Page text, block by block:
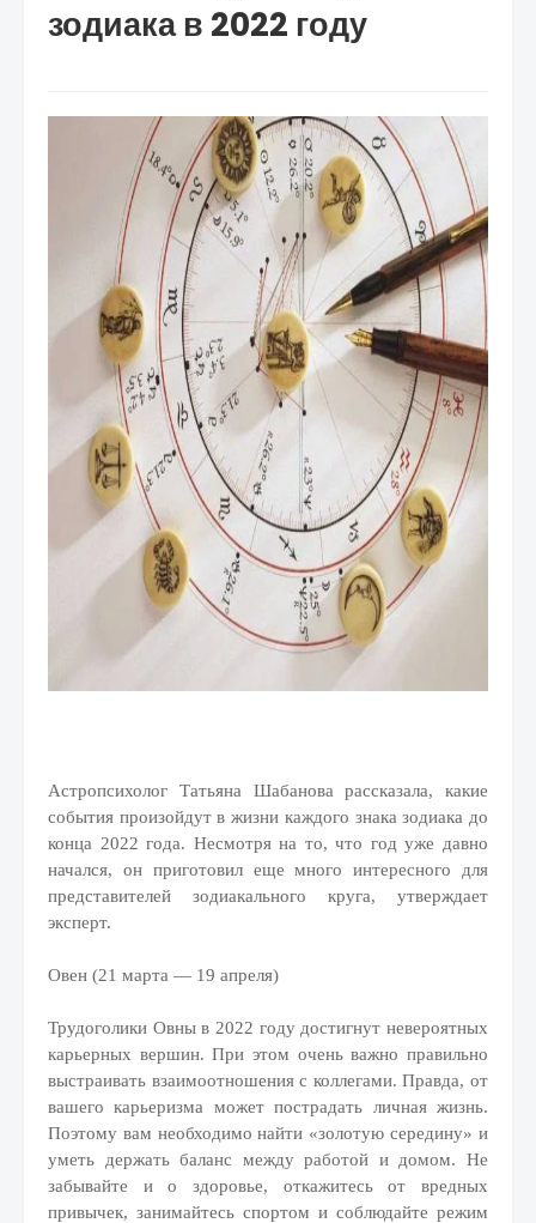
зодиака в 2022 году
Астропсихолог Татьяна Шабанова рассказала, какие
события произойдут в жизни каждого знака зодиака до
конца 2022 года. Несмотря на то, что год уже давно
начался, он приготовил еще много интересного для
представителей зодиакального круга, утверждает
эксперт.
Овен (21 марта — 19 апреля)
Трудоголики Овны в 2022 году достигнут невероятных
карьерных вершин. При этом очень важно правильно
выстраивать взаимоотношения с коллегами. Правда, от
вашего карьеризма может пострадать личная жизнь.
Поэтому вам необходимо найти «золотую середину» и
уметь держать баланс между работой и домом. Не
забывайте и о здоровье, откажитесь от вредных
привычек, занимайтесь спортом и соблюдайте режим